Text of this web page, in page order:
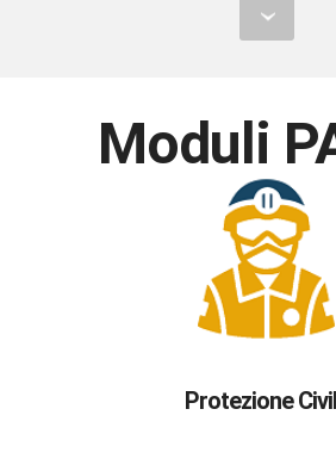
Moduli
Protezione